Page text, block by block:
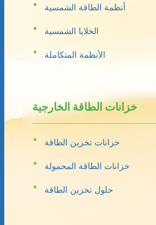
أنظمة الطاقة الشمسية
الخلايا الشمسية
الأنظمة المتكاملة
خزانات الطاقة الخارجية
خزانات تخزين الطاقة
خزانات الطاقة المحمولة
حلول تخزين الطاقة